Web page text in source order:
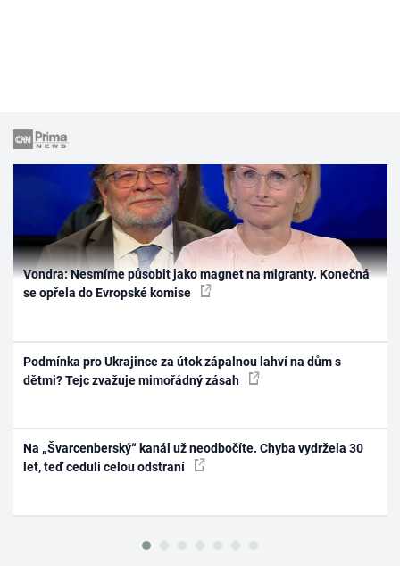
Vondra: Nesmíme působit jako magnet na migranty. Konečná
se opřela do Evropské komise
Podmínka pro Ukrajince za útok zápalnou lahví na dům s
dětmi? Tejc zvažuje mimořádný zásah
Na „Švarcenberský“ kanál už neodbočíte. Chyba vydržela 30
let, teď ceduli celou odstraní